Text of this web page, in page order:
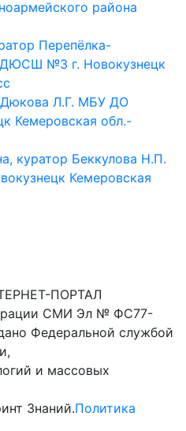
ПОРТАЛ
СМИ Эл № ФС77-
Федеральной службой
и массовых
Знаний.Политика